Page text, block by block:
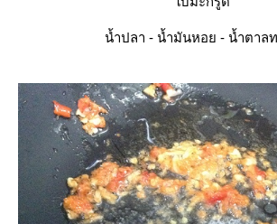
น้ำปลา - น้ำมันหอย - น้ำตา